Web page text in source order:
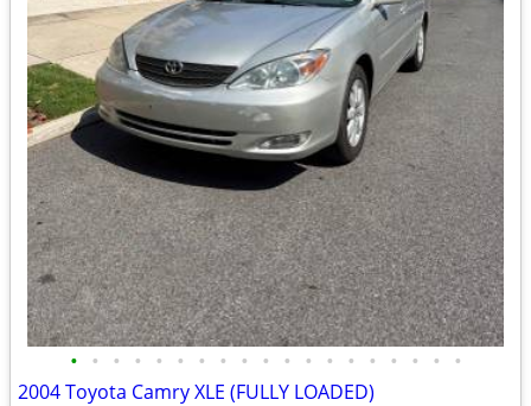
• • • • • • • • • • • • • • • • • • •
2004 Toyota Camry XLE (FULLY LOADED)